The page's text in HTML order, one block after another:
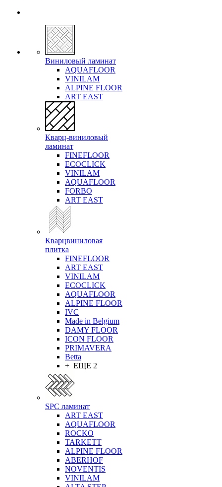
Виниловый ламинат
AQUAFLOOR
VINILAM
ALPINE FLOOR
ART EAST
Кварц-виниловый
ламинат
FINEFLOOR
ECOCLICK
VINILAM
AQUAFLOOR
FORBO
ART EAST
Кварцвиниловая
плитка
FINEFLOOR
ART EAST
VINILAM
ECOCLICK
AQUAFLOOR
ALPINE FLOOR
IVC
Made in Belgium
DAMY FLOOR
ICON FLOOR
PRIMAVERA
Betta
+ ЕЩЕ 2
SPC ламинат
ART EAST
AQUAFLOOR
ROCKO
TARKETT
ALPINE FLOOR
ABERHOF
NOVENTIS
VINILAM